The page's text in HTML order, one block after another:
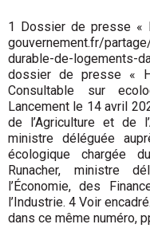
1 Dossier de presse «
gouvernement.fr/
durable-de-
dossier de presse «
Consultable sur
Lancement le 14 avril
de l’Agriculture et de
ministre déléguée
écologique chargée
Runacher, ministre
l’Économie, des
l’Industrie. 4 Voir
dans ce même numéro,